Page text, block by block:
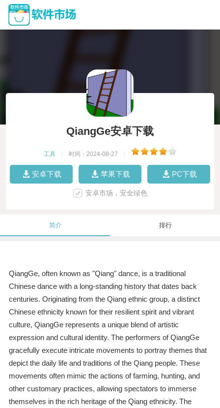
QiangGe安卓下载
工具 时间：2024-08-27
安卓下载 苹果下载 PC下载
安卓市场，安全绿色
简介 排行
QiangGe, often known as "Qiang" dance, is a traditional
Chinese dance with a long-standing history that dates back
centuries. Originating from the Qiang ethnic group, a distinct
Chinese ethnicity known for their resilient spirit and vibrant
culture, QiangGe represents a unique blend of artistic
expression and cultural identity. The performers of QiangGe
gracefully execute intricate movements to portray themes that
depict the daily life and traditions of the Qiang people. These
movements often mimic the actions of farming, hunting, and
other customary practices, allowing spectators to immerse
themselves in the rich heritage of the Qiang ethnicity. The